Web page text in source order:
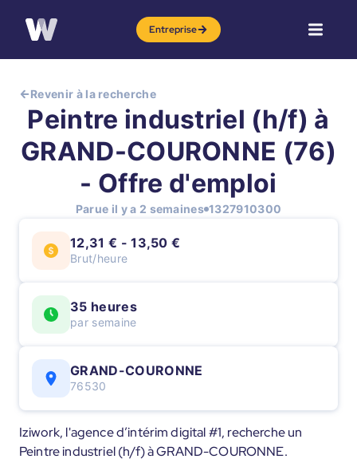
Entreprise
Revenir à la recherche
Peintre industriel (h/f) à
GRAND-COURONNE (76)
- Offre d'emploi
Parue il y a 2 semaines 1327910300
12,31 € - 13,50 €
Brut/heure
35 heures
par semaine
GRAND-COURONNE
76530
Iziwork, l'agence d’intérim digital #1, recherche un
Peintre industriel (h/f) à GRAND-COURONNE.